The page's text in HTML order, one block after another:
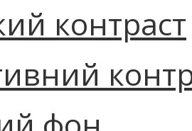
контраст